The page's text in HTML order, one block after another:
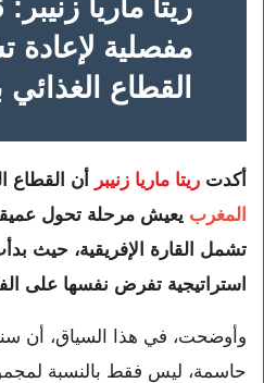
مفصلية لإعادة
القطاع
أكدت ريتا ماريا زنيبر
أن القطاع
المغرب يعيش مرحلة تحول
تشمل القارة الإفريقية، حيث
استراتيجية تفرض نفسها على
حاسمة، ليس فقط بالنسبة